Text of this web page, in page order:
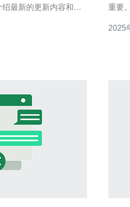
最新的更新内容和一
次重大更新，主要内
重要
成为
2025